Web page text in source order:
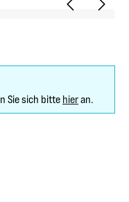
Sie sich bitte hieran.